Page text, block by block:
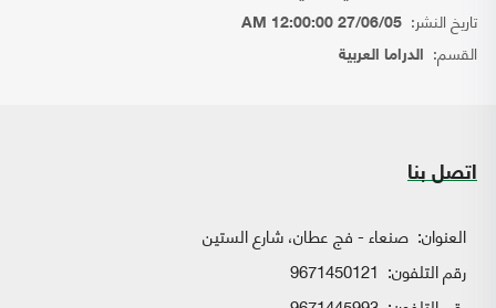
تاريخ النشر: 27/06/05 12:00:00 AM
القسم: الدراما العربية
اتصل بنا
العنوان: صنعاء - فج عطان، شارع الستين
رقم التلفون: 9671450121